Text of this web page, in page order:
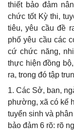
thiết bảo đảm
chức tốt Kỳ thi,
tiêu, yêu cầu đề
phố yêu cầu các
cứ chức năng,
thực hiện đồng
ra, trong đó tập
1. Các Sở, ban,
phường, xã có kế
tuyển sinh và
bảo đảm 6 rõ: rõ